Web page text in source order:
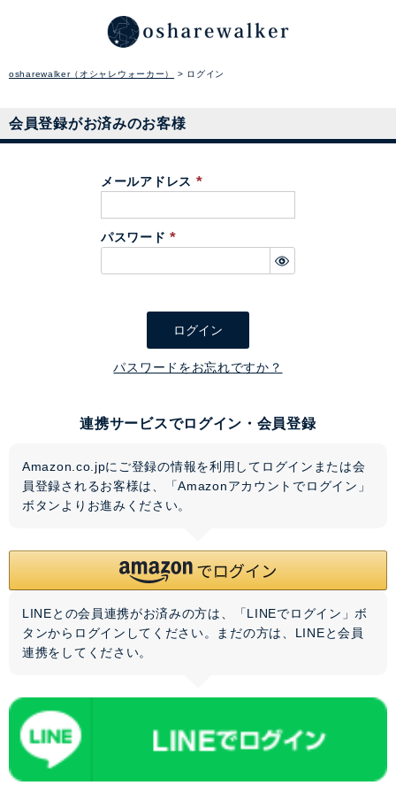
osharewalker（オシャレウォーカー） ログイン
会員登録がお済みのお客様
メールアドレス
必
パスワード
必
ログイン
パスワードをお忘れですか？
連携サービスでログイン・会員登録
Amazon.co.jpにご登録の情報を利用してログインまたは会
員登録されるお客様は、「Amazonアカウントでログイン」
ボタンよりお進みください。
LINEとの会員連携がお済みの方は、「LINEでログイン」ボ
タンからログインしてください。まだの方は、 LINEと会員
連携をしてください。